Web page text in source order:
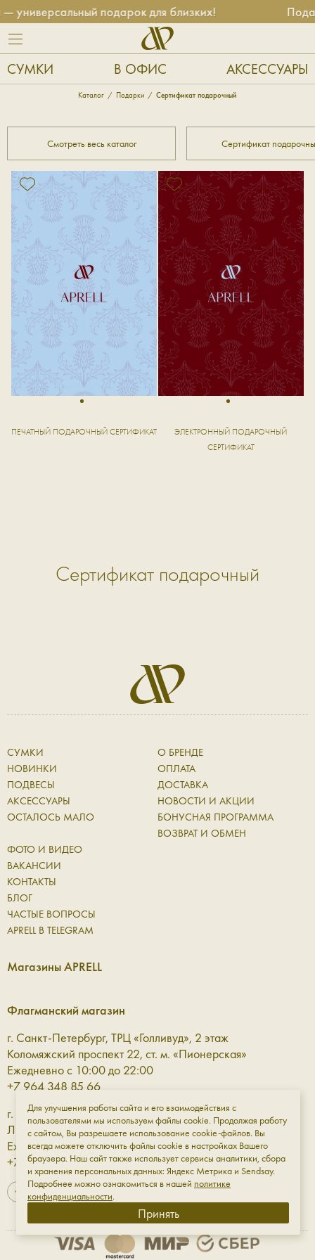
универсальный подарок для близких!
СУМКИ В ОФИС АКСЕССУАРЫ
Каталог Подарки Сертификат подарочный
Смотреть весь каталог Сертификат
1
ПЕЧАТНЫЙ ПОДАРОЧНЫЙ СЕРТИФИКАТ
1
ЭЛЕКТРОННЫЙ ПОДАРОЧНЫЙ
СЕРТИФИКАТ
Сертификат подарочный
СУМКИ
НОВИНКИ
ПОДВЕСЫ
АКСЕССУАРЫ
ОСТАЛОСЬ МАЛО
О БРЕНДЕ
ОПЛАТА
ДОСТАВКА
НОВОСТИ И АКЦИИ
БОНУСНАЯ ПРОГРАММА
ВОЗВРАТ И ОБМЕН
ФОТО И ВИДЕО
ВАКАНСИИ
КОНТАКТЫ
БЛОГ
ЧАСТЫЕ ВОПРОСЫ
APRELL В TELEGRAM
Магазины APRELL
Флагманский магазин
г. Санкт-Петербург, ТРЦ «Голливуд», 2 этаж
Коломяжский проспект 22, ст. м. «Пионерская»
Ежедневно с 10:00 до 22:00
+7 964 348 85 66
г. Санкт-Петербург, ТРЦ «Галерея» 3 этаж
Лиговский проспект, 30а, ст. м. «Площадь Восстания»
Ежедневно с 10:00 до 23:00
+7 961 811-18-98
Для улучшения работы сайта и его взаимодействия с
пользователями мы используем файлы cookie. Продолжая работу
с сайтом, Вы разрешаете использование cookie-файлов. Вы
всегда можете отключить файлы cookie в настройках Вашего
браузера. Наш сайт также использует сервисы аналитики, сбора
и хранения персональных данных: Яндекс Метрика и Sendsay.
Подробнее можно ознакомиться в нашей политике
конфиденциальности.
Принять